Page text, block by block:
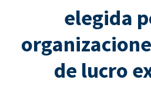
elegida
de lucro